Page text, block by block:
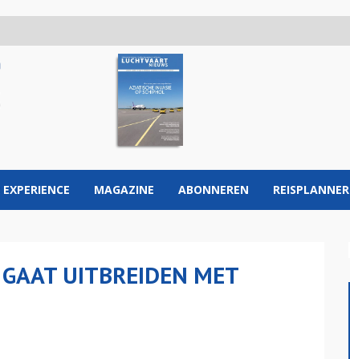
EXPERIENCE MAGAZINE ABONNEREN REISPLANNER
UITBREIDEN MET